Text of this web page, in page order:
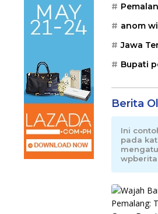
anom
Jawa
Bupati
Berita
Ini
pada